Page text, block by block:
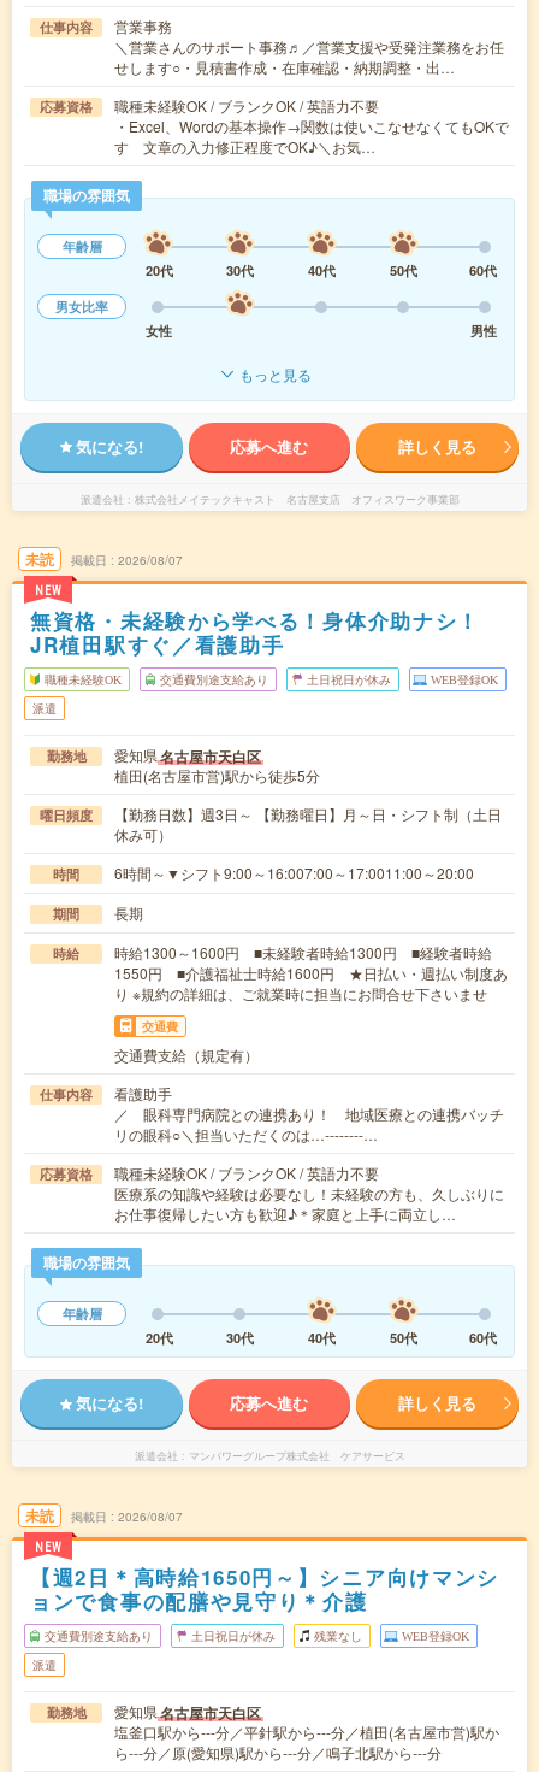
仕事内容
営業事務
＼営業さんのサポート事務♬／営業支援や受発注業務をお任
せします○・見積書作成・在庫確認・納期調整・出…
応募資格
職種未経験OK / ブランクOK / 英語力不要
・Excel、Wordの基本操作→関数は使いこなせなくてもOKで
す 文章の入力修正程度でOK♪＼お気…
職場の雰囲気
年齢層
20代
30代 40代 50代
60代
男女比率
女性
男性
もっと見る
気になる! 応募へ進む 詳しく見る
派遣会社 株式会社メイテックキャスト 名古屋支店 オフィスワーク事業部
未読
NEW
掲載日 2026/08/07
無資格・未経験から学べる！身体介助ナシ！
JR植田駅すぐ／看護助手
職種未経験OK 交通費別途支給あり 土日祝日が休み WEB登録OK
派遣
勤務地 愛知県名古屋市天白区
植田(名古屋市営)駅から徒歩5分
曜日頻度
【勤務日数】週3日～ 【勤務曜日】月～日・シフト制（土日
休み可）
時間 6時間～▼シフト9:00～16:007:00～17:0011:00～20:00
期間 長期
時給
時給1300～1600円 ■未経験者時給1300円 ■経験者時給
1550円 ■介護福祉士時給1600円 ★日払い・週払い制度あ
り ※規約の詳細は、ご就業時に担当にお問合せ下さいませ
交通費
交通費支給（規定有）
仕事内容
看護助手
／ 眼科専門病院との連携あり！ 地域医療との連携バッチ
リの眼科○＼担当いただくのは…--------…
応募資格
職種未経験OK / ブランクOK / 英語力不要
医療系の知識や経験は必要なし！未経験の方も、久しぶりに
お仕事復帰したい方も歓迎♪＊家庭と上手に両立し…
職場の雰囲気
年齢層
20代
30代 40代 50代 60代
気になる! 応募へ進む 詳しく見る
派遣会社 マンパワーグループ株式会社 ケアサービス
未読
NEW
掲載日 2026/08/07
【週2日＊高時給1650円～】シニア向けマンシ
ョンで食事の配膳や見守り＊介護
交通費別途支給あり 土日祝日が休み 残業なし WEB登録OK
派遣
勤務地 愛知県名古屋市天白区
塩釜口駅から---分／平針駅から---分／植田(名古屋市営)駅か
ら---分／原(愛知県)駅から---分／鳴子北駅から---分